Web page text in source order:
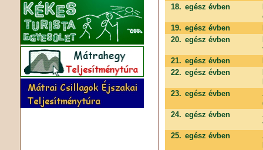
18. egész évben
19. egész évben
20. egész évben
21. egész évben
22. egész évben
23. egész évben
24. egész évben
25. egész évben